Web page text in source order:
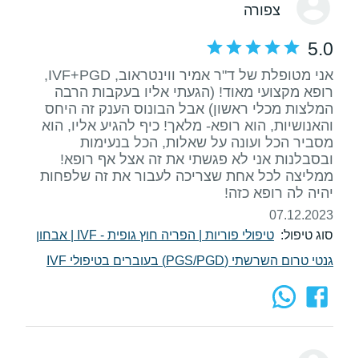
צפורה
5.0
אני מטופלת של ד"ר אמיר ווינטראוב, IVF+PGD,
רופא מקצועי מאוד! (הגעתי אליו בעקבות הרבה
המלצות מכלי ראשון) אבל הבונוס הענק זה היחס
והאנושיות, הוא רופא- מלאך! כיף להגיע אליו, הוא
מסביר הכל ועונה על שאלות, הכל בנעימות
ממליצה לכל אחת שצריכה לעבור את זה שלפחות
יהיה לה רופא כזה!
07.12.2023
סוג טיפול: טיפולי פוריות הפריה חוץ גופית - IVF
אבחון
גנטי טרום השרשתי (PGS/PGD) בעוברים בטיפולי IVF